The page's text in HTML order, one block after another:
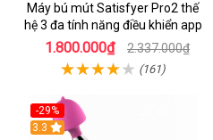
Máy bú mút Satisfyer Pro2 thế
hệ 3 đa tính năng điều khiển app
1.800.000₫ 2.337.000₫
(161)
-29%
3.3